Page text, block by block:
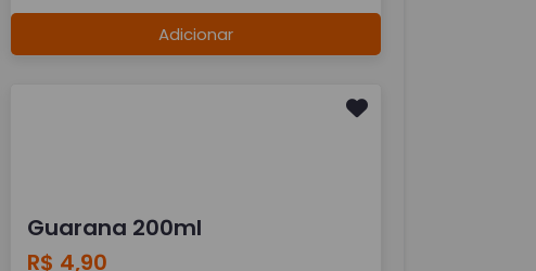
Adicionar
Guarana 200ml
R$ 4,90